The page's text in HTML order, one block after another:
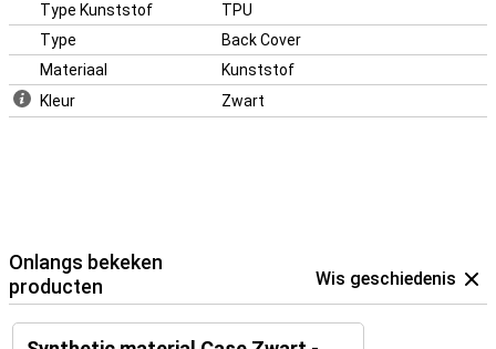
Type Kunststof
TPU
Type
Back Cover
Materiaal
Kunststof
Kleur
Zwart
Onlangs bekeken
producten
Wis geschiedenis